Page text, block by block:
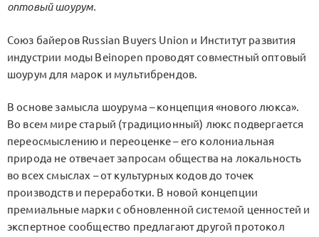
оптовый шоурум.
Союз байеров Russian Buyers Union и Институт развития
индустрии моды Beinopen проводят совместный оптовый
шоурум для марок и мультибрендов.
В основе замысла шоурума – концепция «нового люкса».
Во всем мире старый (традиционный) люкс подвергается
переосмыслению и переоценке – его колониальная
природа не отвечает запросам общества на локальность
во всех смыслах – от культурных кодов до точек
производств и переработки. В новой концепции
премиальные марки с обновленной системой ценностей и
экспертное сообщество предлагают другой протокол